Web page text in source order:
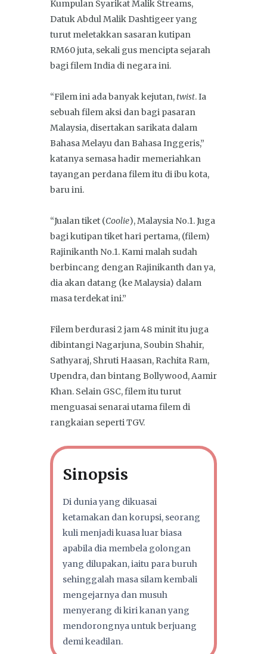
Kumpulan Syarikat Malik Streams,
Datuk Abdul Malik Dashtigeer yang
turut meletakkan sasaran kutipan
RM60 juta, sekali gus mencipta sejarah
bagi filem India di negara ini.
“Filem ini ada banyak kejutan,twist. Ia
sebuah filem aksi dan bagi pasaran
Malaysia, disertakan sarikata dalam
Bahasa Melayu dan Bahasa Inggeris,”
katanya semasa hadir memeriahkan
tayangan perdana filem itu di ibu kota,
baru ini.
“Jualan tiket (Coolie), Malaysia No.1. Juga
bagi kutipan tiket hari pertama, (filem)
Rajinikanth No.1. Kami malah sudah
berbincang dengan Rajinikanth dan ya,
dia akan datang (ke Malaysia) dalam
masa terdekat ini.”
Filem berdurasi 2 jam 48 minit itu juga
dibintangi Nagarjuna, Soubin Shahir,
Sathyaraj, Shruti Haasan, Rachita Ram,
Upendra, dan bintang Bollywood, Aamir
Khan. Selain GSC, filem itu turut
menguasai senarai utama filem di
rangkaian seperti TGV.
Sinopsis
Di dunia yang dikuasai
ketamakan dan korupsi, seorang
kuli menjadi kuasa luar biasa
apabila dia membela golongan
yang dilupakan, iaitu para buruh
sehinggalah masa silam kembali
mengejarnya dan musuh
menyerang di kiri kanan yang
mendorongnya untuk berjuang
demi keadilan.